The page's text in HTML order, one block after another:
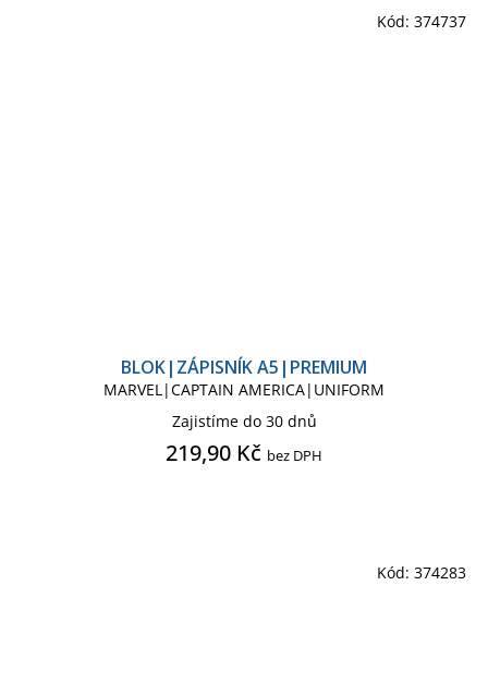
BLOK|ZÁPISNÍK A5|PREMIUM
MARVEL|CAPTAIN AMERICA|UNIFORM
Zajistíme do 30 dnů
219,90 Kč bez DPH
Kód: 374737
Kód: 374283